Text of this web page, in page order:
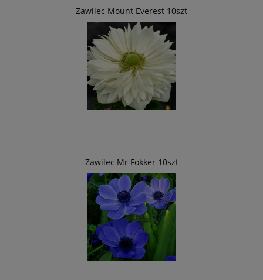
Zawilec Mount Everest 10szt
Zawilec Mr Fokker 10szt